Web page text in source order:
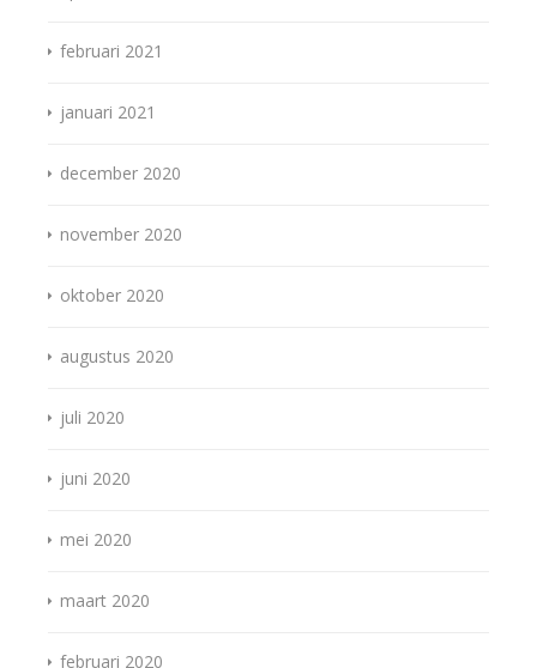
februari 2021
januari 2021
december 2020
november 2020
oktober 2020
augustus 2020
juli 2020
juni 2020
mei 2020
maart 2020
februari 2020